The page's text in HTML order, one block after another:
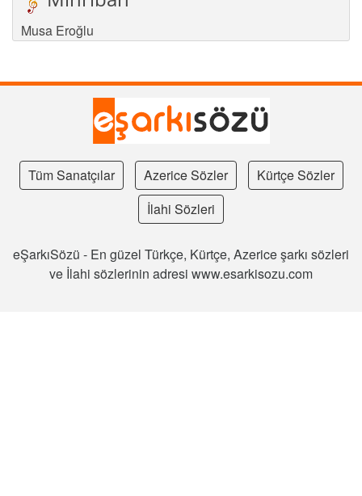
Musa Eroğlu
Tüm Sanatçılar Azerice Sözler
Kürtçe Sözler
İlahi Sözleri
eŞarkıSözü - En güzel Türkçe, Kürtçe, Azerice şarkı sözleri
ve İlahi sözlerinin adresi www.esarkisozu.com